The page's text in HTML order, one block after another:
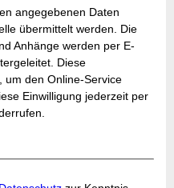
angegebenen Daten
übermittelt werden. Die
Anhänge werden per E-
Diese
um den Online-Service
Einwilligung jederzeit per